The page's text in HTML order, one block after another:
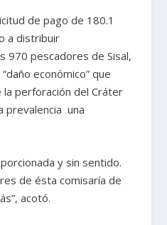
de pago de 180.1
a distribuir
970 pescadores de Sisal,
económico” que
la perforación del Cráter
prevalencia una
y sin sentido.
de ésta comisaría de
acotó.